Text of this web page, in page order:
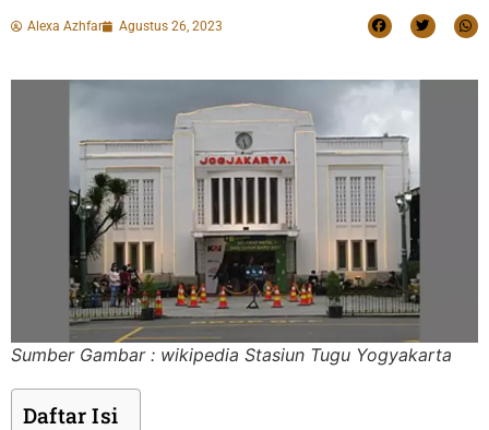
Alexa Azhfar Agustus 26, 2023
Sumber Gambar : wikipedia Stasiun Tugu Yogyakarta
Daftar Isi